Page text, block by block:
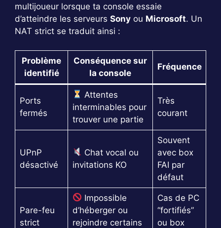
multijoueur lorsque ta console essaie
d’atteindre les serveurs Sony ou Microsoft. Un
NAT strict se traduit ainsi :
Problème
identifié
Conséquence sur
la console
Fréquence
Ports
fermés
Attentes
interminables pour
trouver une partie
Très
courant
UPnP
désactivé
Chat vocal ou
invitations KO
Souvent
avec box
FAI par
défaut
Pare-feu
strict
Impossible
d’héberger ou
rejoindre certains
Cas de PC
“fortifiés”
ou box